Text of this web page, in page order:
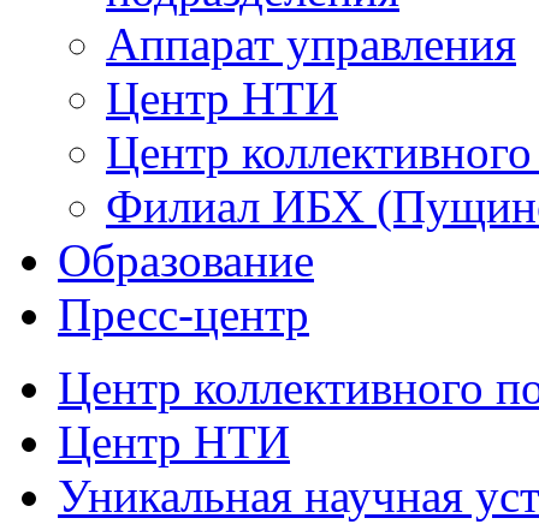
Аппарат управления
Центр НТИ
Центр
Филиал ИБХ
Образование
Пресс-центр
Центр коллективного
Центр НТИ
Уникальная научная